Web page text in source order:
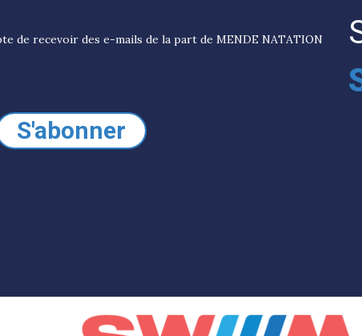
de recevoir des e-mails de la part de MENDE NATATION